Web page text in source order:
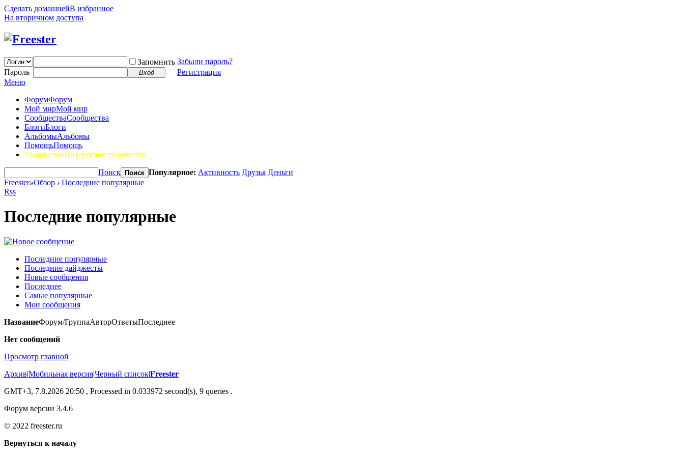
Сделать домашнейВ избранное
На вторичном доступа
Запомнить Забыли пароль?
Пароль
Вход
Регистрация
Меню
ФорумФорум
Мой мирМой мир
СообществаСообщества
БлогиБлоги
АльбомыАльбомы
ПомощьПомощь
ТворчествоИнтересное творчество
Поиск Поиск Популярное: Активность Друзья Деньги
Freester»Обзор › Последние популярные
Rss
Последние популярные
Последние популярные
Последние дайджесты
Новые сообщения
Последнее
Самые популярные
Мои сообщения
НазваниеФорум/ГруппаАвторОтветыПоследнее
Нет сообщений
Просмотр главной
Архив|Мобильная версия|Черный список|Freester
GMT+3, 7.8.2026 20:50 , Processed in 0.033972 second(s), 9 queries .
Форум версии 3.4.6
© 2022 freester.ru
Вернуться к началу